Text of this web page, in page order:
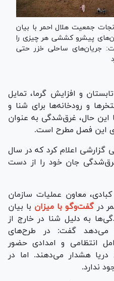
جمعیت هلال احمر با بیان
پیشرو کششی هر چیزی را
ساحلی خزر حتی
و افزایش گرما، تمایل
و رودخانه‌ها برای شنا و
این حال، غرق‌شدگی به عنوان
این فصل مطرح است.
گزارشی اعلام کرد که در سال
نفر بر اثر غرق‌شدگی جان خود را از دست
معاون عملیات سازمان
درگفت‌و‌گو با میزان با بیان
به دلیل شنا در خارج از
می‌دهد گفت: در طرح‌های
انتظامی و امدادی حضور
هشدار می‌دهند. اما در
ندارد.